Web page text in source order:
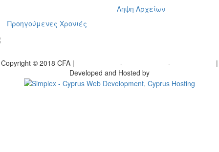
Ληψη Αρχείων
Προηγούμενες Χρονιές
Copyright © 2018 CFA | - -
|
Developed and Hosted by